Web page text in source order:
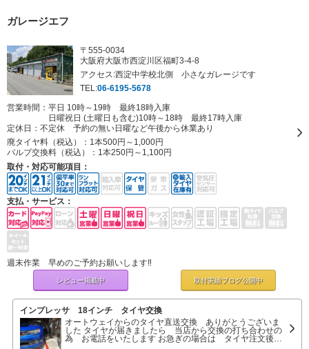
ガレージエフ
〒555-0034
大阪府大阪市西淀川区福町3-4-8
アクセス:西淀中学校北側 小さなガレージです
TEL:06-6195-5678
営業時間：平日 10時～19時 最終18時入庫
日曜祝日 (土曜日も含む)10時～18時 最終17時入庫
定休日： 不定休 予約の無い日曜など午後から休業あり
廃タイヤ料（税込）： 1本500円～1,000円
バルブ交換料（税込）： 1本250円～1,100円
取付・対応可能項目：
支払・サービス：
週末作業 早めのご予約お願いします‼
レビュー掲載中 取付実績ブログ公開中
インプレッサ 18インチ タイヤ交換
オートウェイからのタイヤ直送交換 ありがとうございま
した タイヤが届きましたら 当店から交換の打ち合わせの
為 お電話をいたします お急ぎの場合は タイヤ注文後